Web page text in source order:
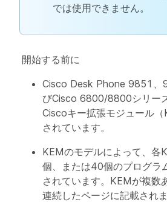
では使用できません。
開始する前に
Cisco Desk Phone 9851、
びCisco 6800/8800シリー
Ciscoキー拡張モジュール（
されています。
KEMのモデルによって、各
個、または40個のプログラ
されています。KEMが複数
連続したページに記載されま